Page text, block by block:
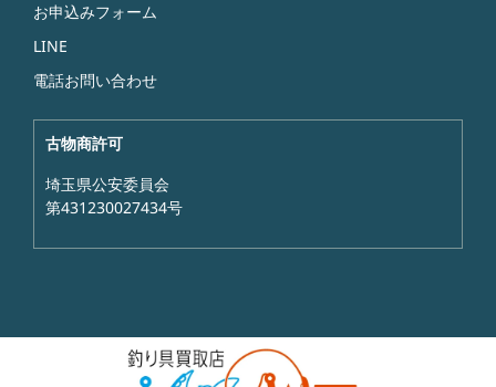
お申込みフォーム
LINE
電話お問い合わせ
古物商許可
埼玉県公安委員会
第431230027434号